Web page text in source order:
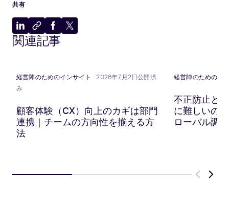
共有
LinkedIn
に
ク
リ
ボ
に
コ
ピ
Facebook
に
X
関連記事
経営陣のためのインサイト
2026年7月2日公開済
み
顧客体験（CX）向上のカギは部門
連携｜チームの方向性を揃える方
法
経営陣のためのイ
不正防止と
に難しいの
ローバル調
Previous
Next